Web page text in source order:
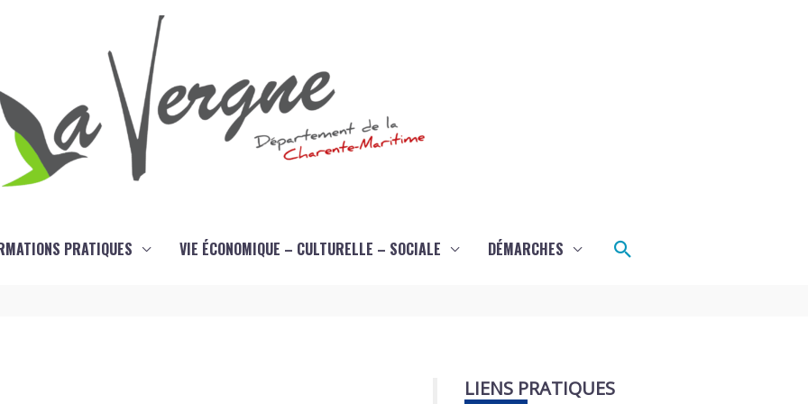
PRATIQUES VIE ÉCONOMIQUE – CULTURELLE – SOCIALE DÉMARCHES Rechercher
LIENS PRATIQUES